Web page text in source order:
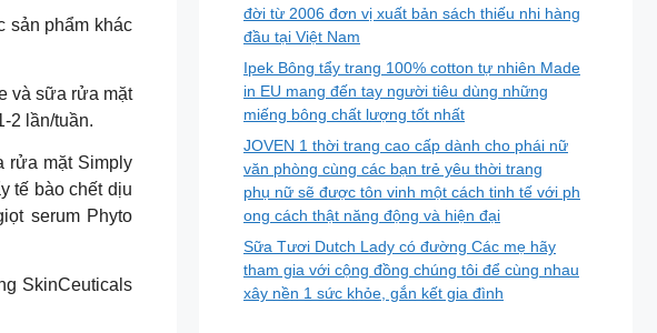
sản phẩm khác
và sữa rửa mặt
2 lần/tuần.
rửa mặt Simply
tế bào chết dịu
serum Phyto
SkinCeuticals
đời từ 2006 đơn vị xuất bản sách thiếu nhi hàng
đầu tại Việt Nam
Ipek Bông tẩy trang 100% cotton tự nhiên Made
in EU mang đến tay người tiêu dùng những
miếng bông chất lượng tốt nhất
JOVEN 1 thời trang cao cấp dành cho phái nữ
văn phòng cùng các bạn trẻ yêu thời trang
phụ nữ sẽ được tôn vinh một cách tinh tế với ph
ong cách thật năng động và hiện đại
Sữa Tươi Dutch Lady có đường Các mẹ hãy
tham gia với cộng đồng chúng tôi để cùng nhau
xây nền 1 sức khỏe, gắn kết gia đình